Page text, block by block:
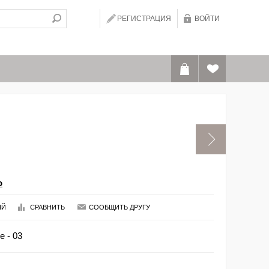
РЕГИСТРАЦИЯ ВОЙТИ
СРАВНИТЬ СООБЩИТЬ ДРУГУ
- 03